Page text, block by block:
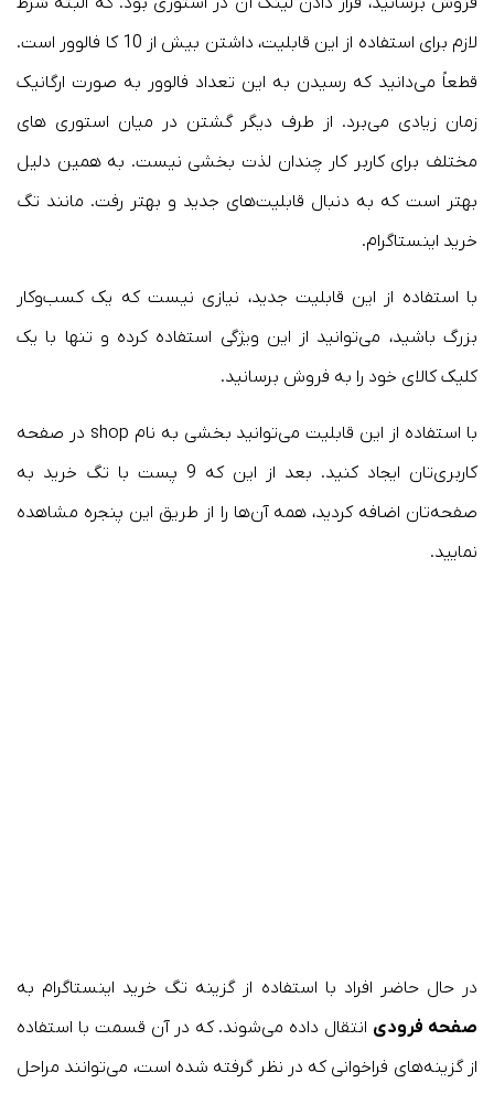
لازم برای استفاده از این قابلیت، داشتن بیش از 10 کا فالوور است.
قطعاً می‌دانید که رسیدن به این تعداد فالوور به صورت ارگانیک
زمان زیادی می‌برد. از طرف دیگر گشتن در میان استوری های
مختلف برای کاربر کار چندان لذت بخشی نیست. به همین دلیل
بهتر است که به دنبال قابلیت‌های جدید و بهتر رفت. مانند تگ
خرید اینستاگرام.
با استفاده از این قابلیت جدید، نیازی نیست که یک کسب‌وکار
بزرگ باشید، می‌توانید از این ویژگی استفاده کرده و تنها با یک
کلیک کالای خود را به فروش برسانید.
با استفاده از این قابلیت می‌توانید بخشی به نام shop در صفحه
کاربری‌تان ایجاد کنید. بعد از این که 9 پست با تگ خرید به
صفحه‌تان اضافه کردید، همه آن‌ها را از طریق این پنجره مشاهده
نمایید.
در حال حاضر افراد با استفاده از گزینه تگ خرید اینستاگرام به
صفحه فرودی انتقال داده می‌شوند. که در آن قسمت با استفاده
از گزینه‌های فراخوانی که در نظر گرفته شده است، می‌توانند مراحل